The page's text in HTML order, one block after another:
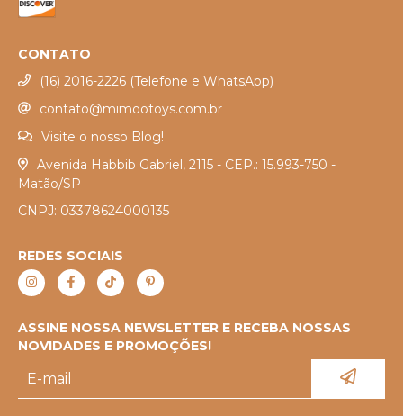
CONTATO
(16) 2016-2226 (Telefone e WhatsApp)
contato@mimootoys.com.br
Visite o nosso Blog!
Avenida Habbib Gabriel, 2115 - CEP.: 15.993-750 -
Matão/SP
CNPJ: 03378624000135
REDES SOCIAIS
ASSINE NOSSA NEWSLETTER E RECEBA NOSSAS
NOVIDADES E PROMOÇÕES!